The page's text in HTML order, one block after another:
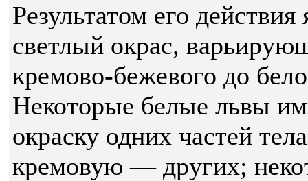
Результатом его действия
светлый окрас,
кремово-бежевого до
Некоторые белые львы
окраску одних частей
кремовую — других;